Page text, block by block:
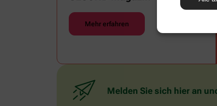
Mehr erfahren
Melden Sie sich hier an